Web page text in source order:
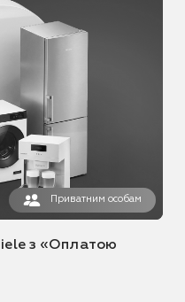
Приватним особам
з «Оплатою